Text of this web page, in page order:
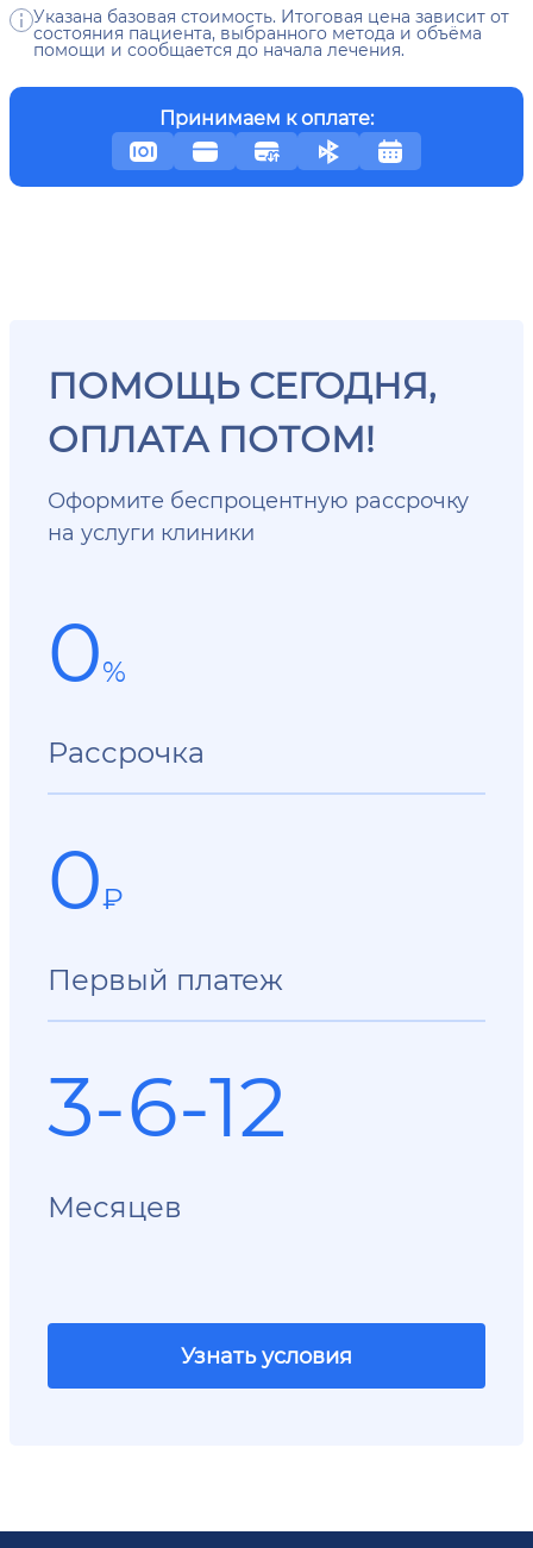
Указана базовая стоимость. Итоговая цена зависит от
состояния пациента, выбранного метода и объёма
помощи и сообщается до начала лечения.
Принимаем к оплате:
ПОМОЩЬ СЕГОДНЯ,
ОПЛАТА ПОТОМ!
Оформите беспроцентную рассрочку
на услуги клиники
0%
Рассрочка
0₽
Первый платеж
3-6-12
Месяцев
Узнать условия